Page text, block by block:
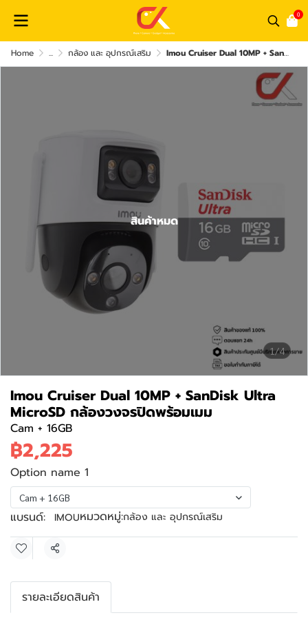
0
Home ... กล้อง และ อุปกรณ์เสริม Imou Cruiser Dual 10MP + SanDisk Ultra MicroSD กล้องวงจรปิดพร้อมเมม
1/4
สินค้าหมด
Imou Cruiser Dual 10MP + SanDisk Ultra
MicroSD กล้องวงจรปิดพร้อมเมม
Cam + 16GB
฿2,225
Option name 1
Cam + 16GB
แบรนด์: IMOUหมวดหมู่:กล้อง และ อุปกรณ์เสริม
แชร์
รายละเอียดสินค้า